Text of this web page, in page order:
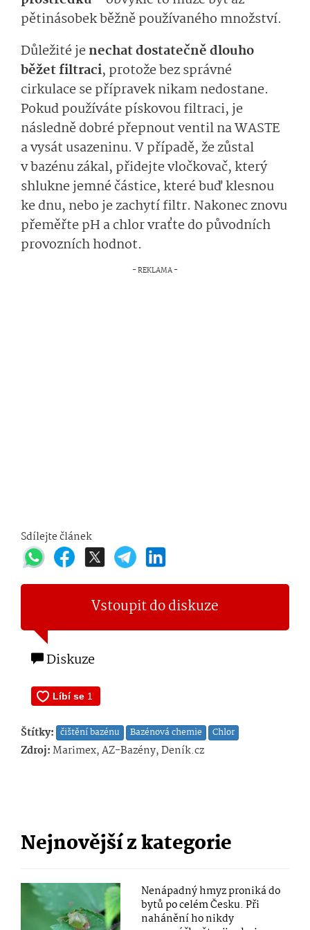
pětinásobek běžně používaného množství.
Důležité jenechat dostatečně dlouho
běžet filtraci, protože bez správné
cirkulace se přípravek nikam nedostane.
Pokud používáte pískovou filtraci, je
následně dobré přepnout ventil na WASTE
a vysát usazeninu. V případě, že zůstal
v bazénu zákal, přidejte vločkovač, který
shlukne jemné částice, které buď klesnou
ke dnu, nebo je zachytí filtr. Nakonec znovu
přeměřte pH a chlor vraťte do původních
provozních hodnot.
Sdílejte článek
Vstoupit do diskuze
Diskuze
Štítky: čištění bazénu Bazénová chemie Chlor
Zdroj:Marimex, AZ-Bazény, Deník.cz
Nejnovější z kategorie
Nenápadný hmyz proniká do
bytů po celém Česku. Při
nahánění ho nikdy